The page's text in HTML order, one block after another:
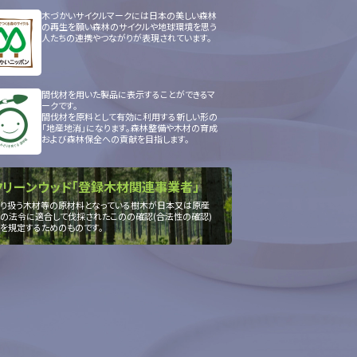
木づかいサイクルマークには日本の美しい森林
の再生を願い森林のサイクルや地球環境を思う
人たちの連携やつながりが表現されています。
間伐材を用いた製品に表示することができるマ
ークです。
間伐材を原料として有効に利用する新しい形の
「地産地消」になります。森林整備や木材の育成
および森林保全への貢献を目指します。
ーンウッド「登録木材関連事業者」
扱う木材等の原材料となっている樹木が日本又は原産
法令に適合して伐採されたこのの確認(合法性の確認)
規定するためのものです。